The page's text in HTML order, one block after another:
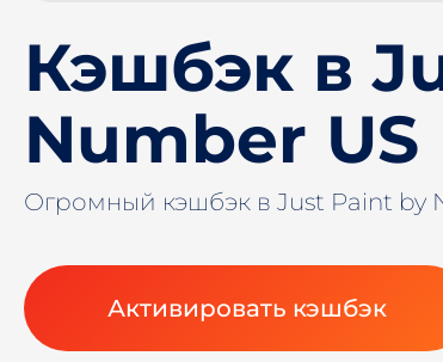
Кэшбэк в
Number US
Огромный кэшбэк в Just Paint by
Активировать кэшбэк